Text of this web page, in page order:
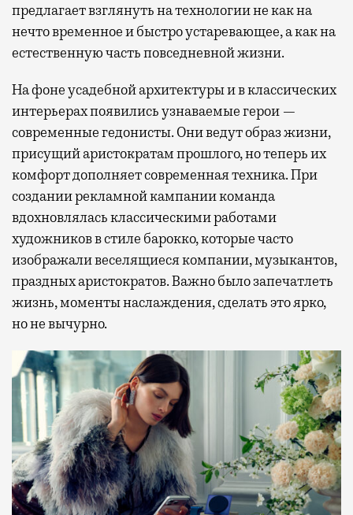
предлагает взглянуть на технологии не как на
нечто временное и быстро устаревающее, а как на
естественную часть повседневной жизни.
На фоне усадебной архитектуры и в классических
интерьерах появились узнаваемые герои —
современные гедонисты. Они ведут образ жизни,
присущий аристократам прошлого, но теперь их
комфорт дополняет современная техника. При
создании рекламной кампании команда
вдохновлялась классическими работами
художников в стиле барокко, которые часто
изображали веселящиеся компании, музыкантов,
праздных аристократов. Важно было запечатлеть
жизнь, моменты наслаждения, сделать это ярко,
но не вычурно.